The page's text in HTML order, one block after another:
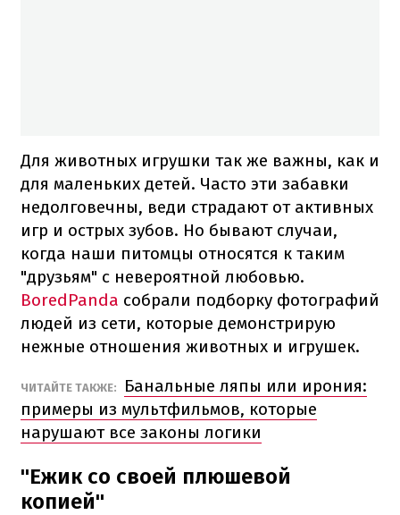
Для животных игрушки так же важны, как и
для маленьких детей. Часто эти забавки
недолговечны, веди страдают от активных
игр и острых зубов. Но бывают случаи,
когда наши питомцы относятся к таким
"друзьям" с невероятной любовью.
BoredPanda собрали подборку фотографий
людей из сети, которые демонстрирую
нежные отношения животных и игрушек.
ЧИТАЙТЕ ТАКЖЕ:
Банальные ляпы или ирония:
примеры из мультфильмов, которые
нарушают все законы логики
"Ежик со своей плюшевой
копией"